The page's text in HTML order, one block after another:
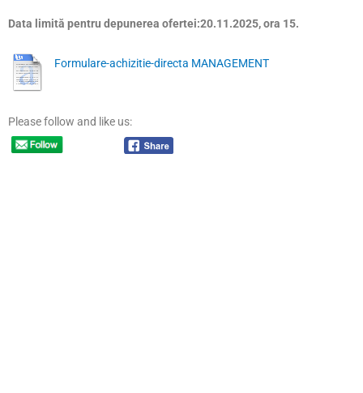
Data limită pentru depunerea ofertei:20.11.2025, ora 15.
Formulare-achizitie-directa MANAGEMENT
Please follow and like us: